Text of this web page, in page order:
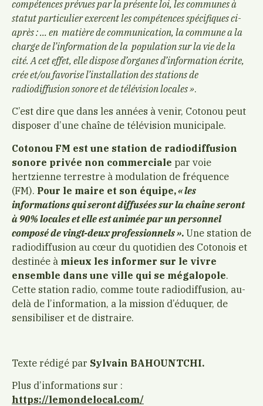
compétences prévues par la présente loi, les communes à
statut particulier exercent les compétences spécifiques ci-
après : … en matière de communication, la commune a la
charge de l’information de la population sur la vie de la
cité. A cet effet, elle dispose d’organes d’information écrite,
crée et/ou favorise l’installation des stations de
radiodiffusion sonore et de télévision locales ».
C’est dire que dans les années à venir, Cotonou peut
disposer d’une chaîne de télévision municipale.
Cotonou FM est une station de radiodiffusion
sonore privée non commerciale par voie
hertzienne terrestre à modulation de fréquence
(FM). Pour le maire et son équipe,« les
informations qui seront diffusées sur la chaîne seront
à 90% locales et elle est animée par un personnel
composé de vingt-deux professionnels ».Une station de
radiodiffusion au cœur du quotidien des Cotonois et
destinée à mieux les informer sur le vivre
ensemble dans une ville qui se mégalopole.
Cette station radio, comme toute radiodiffusion, au-
delà de l’information, a la mission d’éduquer, de
sensibiliser et de distraire.
Texte rédigé par Sylvain BAHOUNTCHI.
Plus d’informations sur :
https://lemondelocal.com/